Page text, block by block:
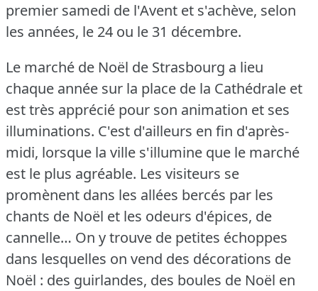
premier samedi de l'Avent et s'achève, selon
les années, le 24 ou le 31 décembre.
Le marché de Noël de Strasbourg a lieu
chaque année sur la place de la Cathédrale et
est très apprécié pour son animation et ses
illuminations. C'est d'ailleurs en fin d'après-
midi, lorsque la ville s'illumine que le marché
est le plus agréable. Les visiteurs se
promènent dans les allées bercés par les
chants de Noël et les odeurs d'épices, de
cannelle… On y trouve de petites échoppes
dans lesquelles on vend des décorations de
Noël : des guirlandes, des boules de Noël en